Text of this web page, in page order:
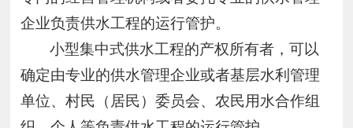
企业负责供水工程的运行管护。
小型集中式供水工程的产权所有者，可以
确定由专业的供水管理企业或者基层水利管理
单位、村民（居民）委员会、农民用水合作组